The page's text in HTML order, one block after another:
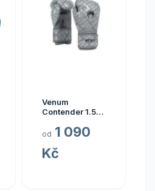
Venum
Contender 1.5
Gloves -
Velikost: 12oz
od 1 090
Kč